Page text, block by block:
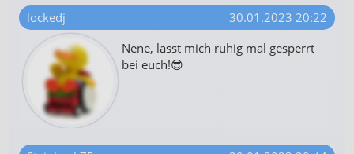
lockedj
30.01.2023 20:22
Nene, lasst mich ruhig mal gesperrt
bei euch!😎